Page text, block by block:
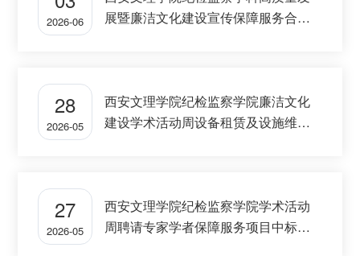
2026-06
展暨廉洁文化建设宣传保障服务合同
28
2026-05
西安文理学院纪检监察学院廉洁文化
建设学术活动周设备租赁及设施维修
27
2026-05
西安文理学院纪检监察学院学术活动
周聘请专家学者保障服务项目中标公